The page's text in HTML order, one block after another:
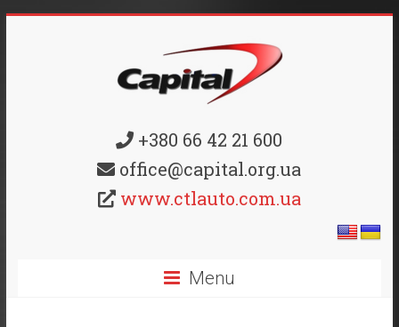
+380 66 42 21 600
office@capital.org.ua
www.ctlauto.com.ua
Menu